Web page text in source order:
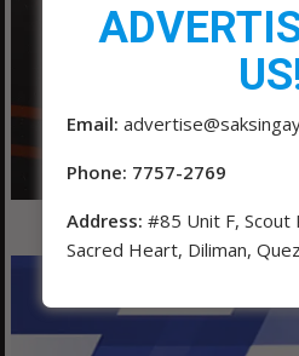
Email:
Phone: 7757-2769
Address: #85 Unit F, Scout
Sacred Heart, Diliman,